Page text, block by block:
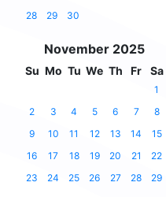
28
29 30
November 2025
Su Mo Tu We Th Fr Sa
1
2
3 4 5 6 7
8
9
10 11 12 13 14
15
16
17 18 19 20 21
22
23
24 25 26 27 28 29